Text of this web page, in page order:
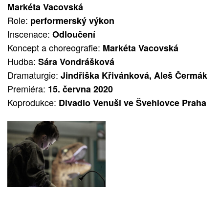
Markéta Vacovská
Role: performerský výkon
Inscenace: Odloučení
Koncept a choreografie: Markéta Vacovská
Hudba: Sára Vondrášková
Dramaturgie: Jindřiška Křivánková, Aleš Čermák
Premiéra: 15. června 2020
Koprodukce: Divadlo Venuši ve Švehlovce Praha